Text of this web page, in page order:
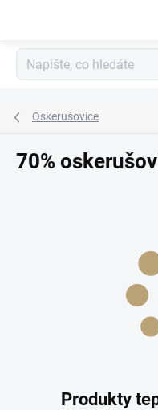
Oskerušovice
70%
Produkty